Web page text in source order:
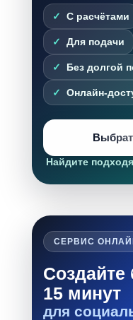
С расчётами
Для подачи
Без долгой
Онлайн-
Найдите
СЕРВИС
Создайте
15 минут
для